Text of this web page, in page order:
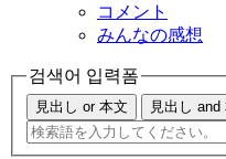
コメント
みんなの感想
검색어 입력폼
見出し or 本文 見出し and